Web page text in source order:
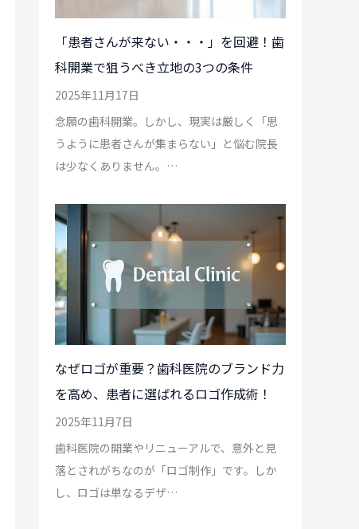
「患者さんが来ない・・・」を回避！歯
科開業で狙うべき立地の3つの条件
2025年11月17日
念願の歯科開業。しかし、現実は厳しく「思
うように患者さんが集まらない」と悩む院長
は少なくありません。…
なぜロゴが重要？歯科医院のブランド力
を高め、患者に選ばれるロゴ作成術！
2025年11月7日
歯科医院の開業やリニューアルで、意外と見
落とされがちなのが「ロゴ制作」です。しか
し、ロゴは単なるデザ…